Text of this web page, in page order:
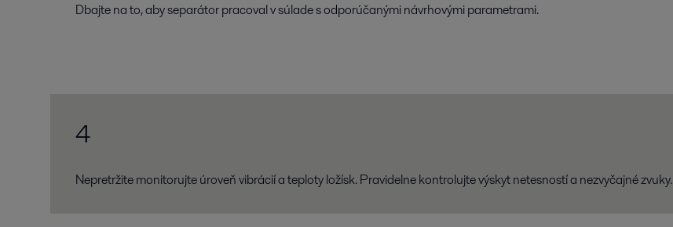
Dbajte na to, aby separátor pracoval v súlade s odporúčanými návrhovými parametrami.
4
Nepretržite monitorujte úroveň vibrácií a teploty ložísk. Pravidelne kontrolujte výskyt netesností a nezvyčajné zvuky.